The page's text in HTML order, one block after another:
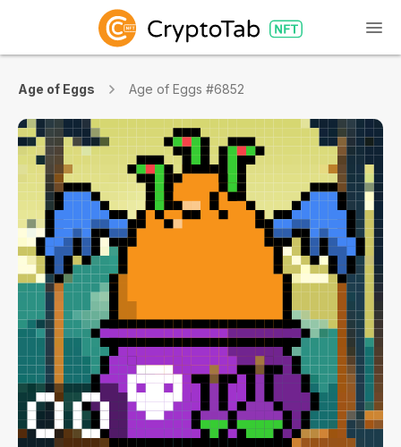
Age of Eggs Age of Eggs #6852